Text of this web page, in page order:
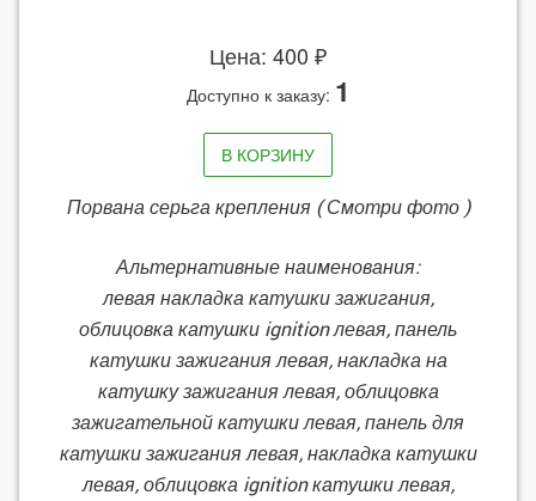
Цена: 400 ₽
Доступно к заказу: 1
В КОРЗИНУ
Порвана серьга крепления ( Смотри фото )
Альтернативные наименования:
левая накладка катушки зажигания,
облицовка катушки ignition левая, панель
катушки зажигания левая, накладка на
катушку зажигания левая, облицовка
зажигательной катушки левая, панель для
катушки зажигания левая, накладка катушки
левая, облицовка ignition катушки левая,